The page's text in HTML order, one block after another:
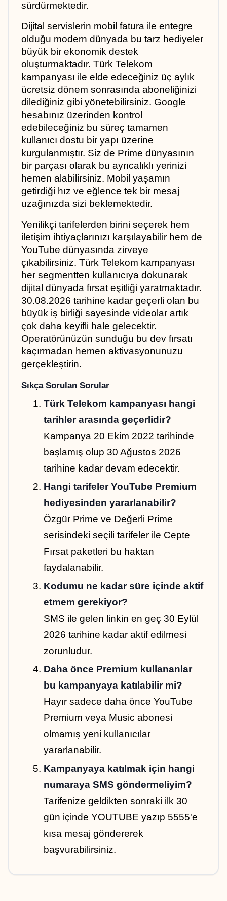
sürdürmektedir.
Dijital servislerin mobil fatura ile entegre
olduğu modern dünyada bu tarz hediyeler
büyük bir ekonomik destek
oluşturmaktadır. Türk Telekom
kampanyası ile elde edeceğiniz üç aylık
ücretsiz dönem sonrasında aboneliğinizi
dilediğiniz gibi yönetebilirsiniz. Google
hesabınız üzerinden kontrol
edebileceğiniz bu süreç tamamen
kullanıcı dostu bir yapı üzerine
kurgulanmıştır. Siz de Prime dünyasının
bir parçası olarak bu ayrıcalıklı yerinizi
hemen alabilirsiniz. Mobil yaşamın
getirdiği hız ve eğlence tek bir mesaj
uzağınızda sizi beklemektedir.
Yenilikçi tarifelerden birini seçerek hem
iletişim ihtiyaçlarınızı karşılayabilir hem de
YouTube dünyasında zirveye
çıkabilirsiniz. Türk Telekom kampanyası
her segmentten kullanıcıya dokunarak
dijital dünyada fırsat eşitliği yaratmaktadır.
30.08.2026 tarihine kadar geçerli olan bu
büyük iş birliği sayesinde videolar artık
çok daha keyifli hale gelecektir.
Operatörünüzün sunduğu bu dev fırsatı
kaçırmadan hemen aktivasyonunuzu
gerçekleştirin.
Sıkça Sorulan Sorular
Türk Telekom kampanyası hangi
tarihler arasında geçerlidir?
Kampanya 20 Ekim 2022 tarihinde
başlamış olup 30 Ağustos 2026
tarihine kadar devam edecektir.
Hangi tarifeler YouTube Premium
hediyesinden yararlanabilir?
Özgür Prime ve Değerli Prime
serisindeki seçili tarifeler ile Cepte
Fırsat paketleri bu haktan
faydalanabilir.
Kodumu ne kadar süre içinde aktif
etmem gerekiyor?
SMS ile gelen linkin en geç 30 Eylül
2026 tarihine kadar aktif edilmesi
zorunludur.
Daha önce Premium kullananlar
bu kampanyaya katılabilir mi?
Hayır sadece daha önce YouTube
Premium veya Music abonesi
olmamış yeni kullanıcılar
yararlanabilir.
Kampanyaya katılmak için hangi
numaraya SMS göndermeliyim?
Tarifenize geldikten sonraki ilk 30
gün içinde YOUTUBE yazıp 5555'e
kısa mesaj göndererek
başvurabilirsiniz.